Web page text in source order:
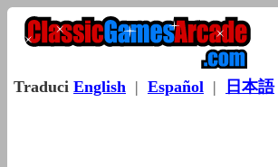
Traduci English | Español | 日本語